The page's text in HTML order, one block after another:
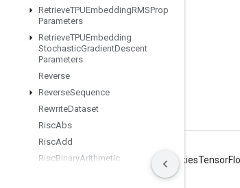
RetrieveTPUEmbeddingRMSProp
Parameters
RetrieveTPUEmbedding
StochasticGradientDescent
Parameters
Reverse
ReverseSequence
RewriteDataset
RiscAbs
RiscAdd
RiscBinaryArithmetic
ブログ
フォーラム
GitHub
Twitter
利用規約 プライバシー Manage cookies